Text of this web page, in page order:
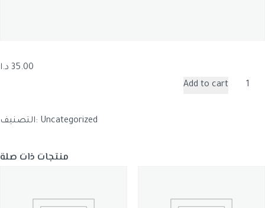
35.00 د.ا
كمية
Add to cart
التصنيف: Uncategorized
منتجات ذات صلة